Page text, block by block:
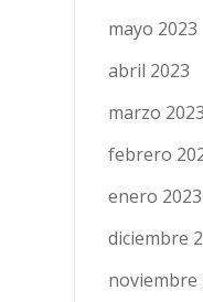
mayo 2023
abril 2023
marzo 2023
febrero
enero 2023
diciembre
noviembre